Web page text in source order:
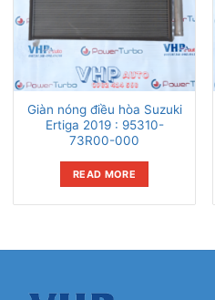
Giàn nóng điều hòa Suzuki
Ertiga 2019 : 95310-
73R00-000
READ MORE